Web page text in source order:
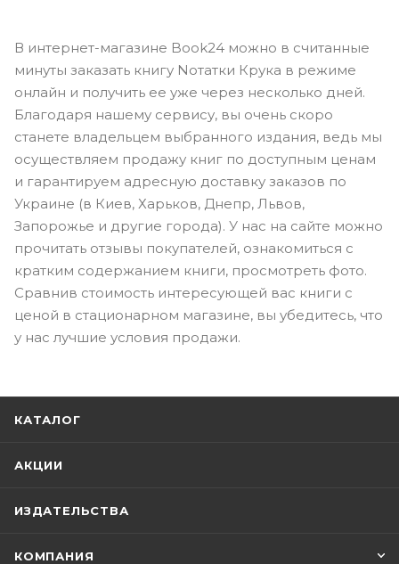
В интернет-магазине Book24 можно в считанные
минуты заказать книгу Nотатки Крука в режиме
онлайн и получить ее уже через несколько дней.
Благодаря нашему сервису, вы очень скоро
станете владельцем выбранного издания, ведь мы
осуществляем продажу книг по доступным ценам
и гарантируем адресную доставку заказов по
Украине (в Киев, Харьков, Днепр, Львов,
Запорожье и другие города). У нас на сайте можно
прочитать отзывы покупателей, ознакомиться с
кратким содержанием книги, просмотреть фото.
Сравнив стоимость интересующей вас книги с
ценой в стационарном магазине, вы убедитесь, что
у нас лучшие условия продажи.
КАТАЛОГ
АКЦИИ
ИЗДАТЕЛЬСТВА
КОМПАНИЯ